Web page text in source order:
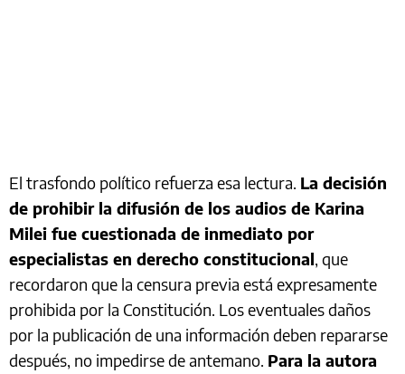
El trasfondo político refuerza esa lectura. La decisión
de prohibir la difusión de los audios de Karina
Milei fue cuestionada de inmediato por
especialistas en derecho constitucional, que
recordaron que la censura previa está expresamente
prohibida por la Constitución. Los eventuales daños
por la publicación de una información deben repararse
después, no impedirse de antemano. Para la autora